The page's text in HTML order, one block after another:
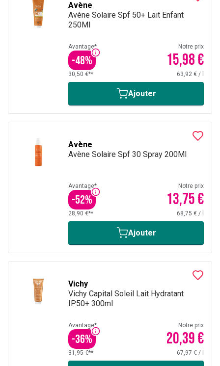
Avène
Avène Solaire Spf 50+ Lait Enfant
250Ml
Avantage*
-48%
Notre prix
15,98 €
30,50 €** 63,92 € /
Ajouter
Avène
Avène Solaire Spf 30 Spray 200Ml
Avantage*
-52%
Notre prix
13,75 €
28,90 €** 68,75 € /
Ajouter
Vichy
Vichy Capital Soleil Lait Hydratant
IP50+ 300ml
Avantage*
-36%
Notre prix
20,39 €
31,95 €** 67,97 € /